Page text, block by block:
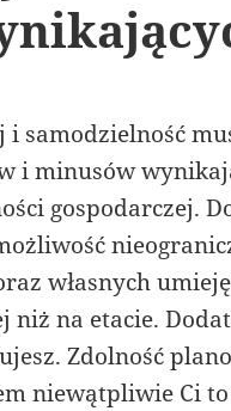
samodzielność
i minusów
gospodarczej.
własnych
niż na etacie.
Zdolność
niewątpliwie Ci